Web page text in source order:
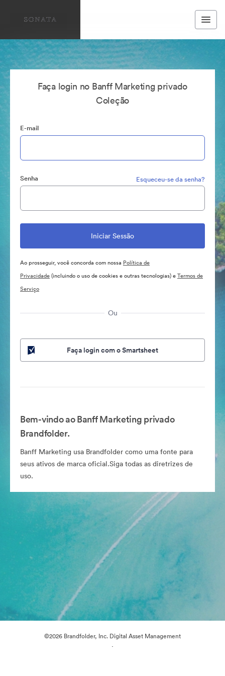
Faça login no Banff Marketing privado
Coleção
E-mail
Senha Esqueceu-se da senha?
Ao prosseguir, você concorda com nossa Política de
Privacidade(incluindo o uso de cookies e outras tecnologias) eTermos de
Serviço
Ou
Faça login com o Smartsheet
Bem-vindo ao Banff Marketing privado
Brandfolder.
Banff Marketing usa Brandfolder como uma fonte para
seus ativos de marca oficial.Siga todas as diretrizes de
uso.
©2026 Brandfolder, Inc. Digital Asset Management
·